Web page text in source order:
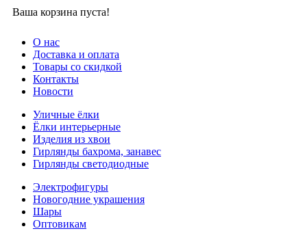
Ваша корзина пуста!
О нас
Доставка и оплата
Товары со скидкой
Контакты
Новости
Уличные ёлки
Ёлки интерьерные
Изделия из хвои
Гирлянды бахрома, занавес
Гирлянды светодиодные
Электрофигуры
Новогодние украшения
Шары
Оптовикам